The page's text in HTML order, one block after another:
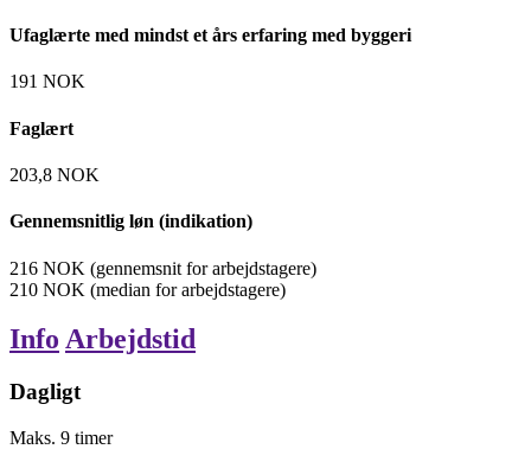
Ufaglærte med mindst et års erfaring med byggeri
191 NOK
Faglært
203,8 NOK
Gennemsnitlig løn (indikation)
216 NOK (gennemsnit for arbejdstagere)
210 NOK (median for arbejdstagere)
Info Arbejdstid
Dagligt
Maks. 9 timer